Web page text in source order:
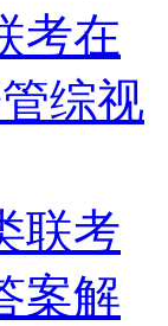
考在
综视
联考
案解